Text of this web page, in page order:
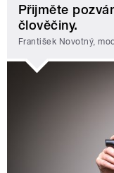
Přijměte
člověčiny.
František Novotný,